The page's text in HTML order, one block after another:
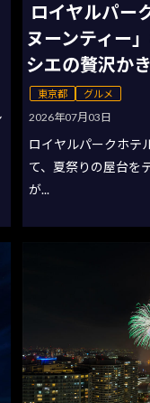
ロイヤルパー
ヌーンティー
シエの贅沢か
東京都 グルメ
2026年07月03日
ロイヤルパークホテ
て、夏祭りの屋台を
が...